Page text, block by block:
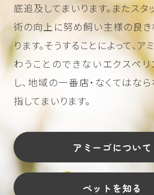
底追及してまいります。またスタ
術の向上に努め飼い主様の良
ります。そうすることによって、
わうことのできないエクスペ
し、地域の一番店・なくてはな
指してまいります。
アミーゴについて
ペットを知る